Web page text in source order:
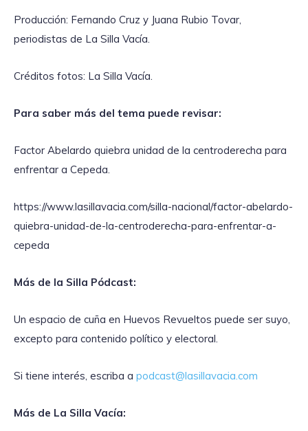
Producción: Fernando Cruz y Juana Rubio Tovar,
periodistas de La Silla Vacía.
Créditos fotos: La Silla Vacía.
Para saber más del tema puede revisar:
Factor Abelardo quiebra unidad de la centroderecha para
enfrentar a Cepeda.
https://www.lasillavacia.com/silla-nacional/factor-abelardo-
quiebra-unidad-de-la-centroderecha-para-enfrentar-a-
cepeda
Más de la Silla Pódcast:
Un espacio de cuña en Huevos Revueltos puede ser suyo,
excepto para contenido político y electoral.
Si tiene interés, escriba a podcast@lasillavacia.com
Más de La Silla Vacía: